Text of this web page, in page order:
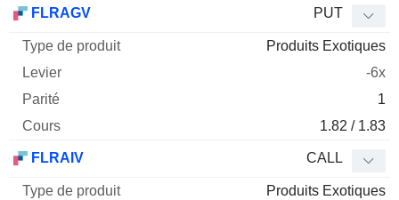
Mnemo Type produit
Cours
FLRAGV PUT
Produits Exotiques
-6x
1
1.82 / 1.83
FLRAIV CALL
Produits Exotiques